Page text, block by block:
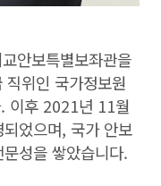
안보특별보좌관을
위인 국가정보원
이후 2021년 11월
었으며, 국가 안보
성을 쌓았습니다.